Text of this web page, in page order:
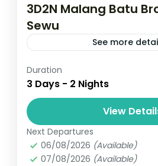
3D2N Malang Batu
Sewu
See more
Temukan surga wisata
menikmati kemegahan
terjun Tumpak Sewu, Dan
Malang dan Batu
kuliner yang memanjakan...
Bromo,Indonesia,Kota
Wisata Batu
2 People
Duration
3 Days - 2 Nights
View
Next Departures
06/08/2026 (Available)
07/08/2026 (Available)